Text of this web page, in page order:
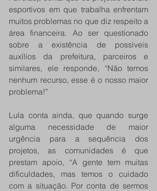
esportivos em que trabalha enfrentam
muitos problemas no que diz respeito a
área financeira. Ao ser questionado
sobre a existência de possíveis
auxílios da prefeitura, parceiros e
similares, ele responde, “Não temos
nenhum recurso, esse é o nosso maior
problema!”
Lula conta ainda, que quando surge
alguma necessidade de maior
urgência para a sequência dos
projetos, as comunidades é que
prestam apoio, “A gente tem muitas
dificuldades, mas temos o cuidado
com a situação. Por conta de sermos